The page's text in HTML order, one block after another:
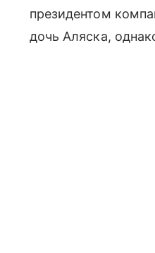
президентом
дочь Аляска,